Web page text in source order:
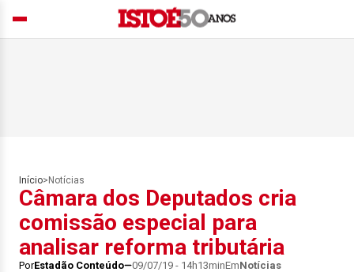
Início> Notícias
Câmara dos Deputados cria
comissão especial para
analisar reforma tributária
PorEstadão Conteúdo 09/07/19 - 14h13minEmNotícias